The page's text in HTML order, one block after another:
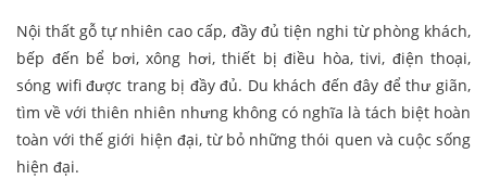
Nội thất gỗ tự nhiên cao cấp, đầy đủ tiện nghi từ phòng khách,
bếp đến bể bơi, xông hơi, thiết bị điều hòa, tivi, điện thoại,
sóng wifi được trang bị đầy đủ. Du khách đến đây để thư giãn,
tìm về với thiên nhiên nhưng không có nghĩa là tách biệt hoàn
toàn với thế giới hiện đại, từ bỏ những thói quen và cuộc sống
hiện đại.